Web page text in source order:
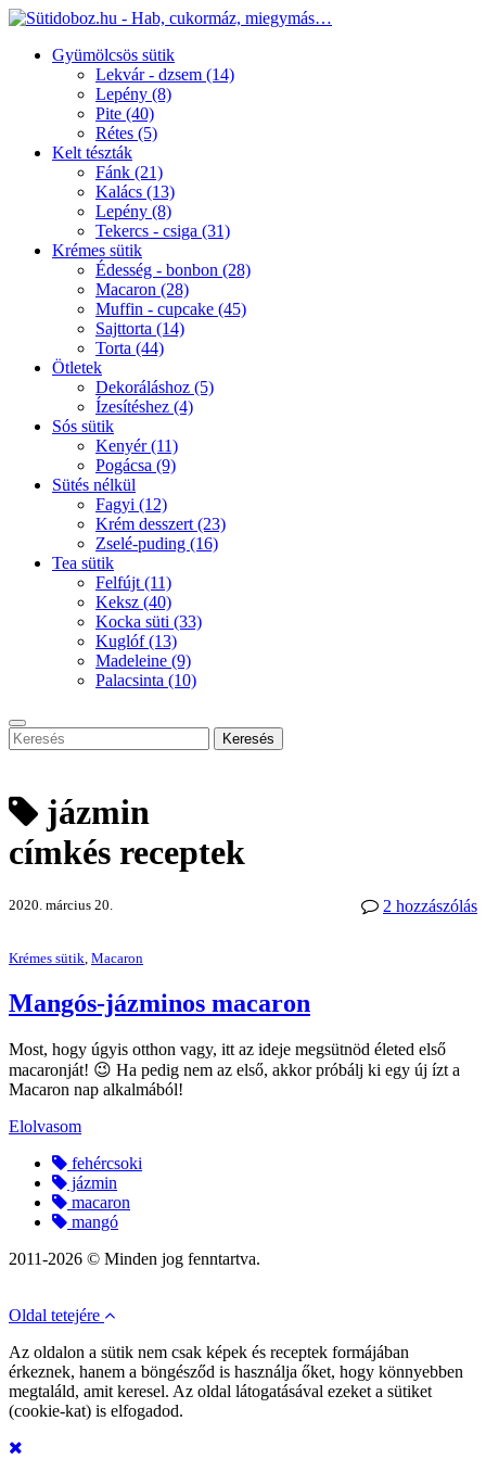
Gyümölcsös sütik
Lekvár - dzsem (14)
Lepény (8)
Pite (40)
Rétes (5)
Kelt tészták
Fánk (21)
Kalács (13)
Lepény (8)
Tekercs - csiga (31)
Krémes sütik
Édesség - bonbon (28)
Macaron (28)
Muffin - cupcake (45)
Sajttorta (14)
Torta (44)
Ötletek
Dekoráláshoz (5)
Ízesítéshez (4)
Sós sütik
Kenyér(11)
Pogácsa (9)
Sütés nélkül
Fagyi (12)
Krém desszert (23)
Zselé-puding (16)
Tea sütik
Felfújt (11)
Keksz (40)
Kocka süti (33)
Kuglóf(13)
Madeleine (9)
Palacsinta (10)
Keresés
jázmin
címkés receptek
2 hozzászólás
2020. március 20.
Krémes sütik, Macaron
Mangós-jázminos macaron
Most, hogy úgyis otthon vagy, itt az ideje megsütnöd életed első
macaronját! 😉 Ha pedig nem az első, akkor próbálj ki egy új ízt a
Macaron nap alkalmából!
Elolvasom
fehércsoki
jázmin
macaron
mangó
2011-2026 © Minden jog fenntartva.
Oldal tetejére
Az oldalon a sütik nem csak képek és receptek formájában
érkeznek, hanem a böngésződ is használja őket, hogy könnyebben
megtaláld, amit keresel. Az oldal látogatásával ezeket a sütiket
(cookie-kat) is elfogadod.